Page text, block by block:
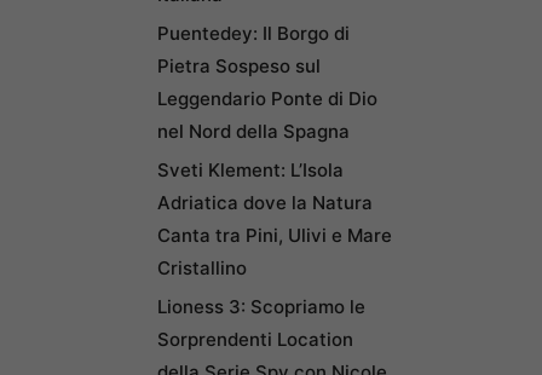
Puentedey: Il Borgo di
Pietra Sospeso sul
Leggendario Ponte di Dio
nel Nord della Spagna
Sveti Klement: L’Isola
Adriatica dove la Natura
Canta tra Pini, Ulivi e Mare
Cristallino
Lioness 3: Scopriamo le
Sorprendenti Location